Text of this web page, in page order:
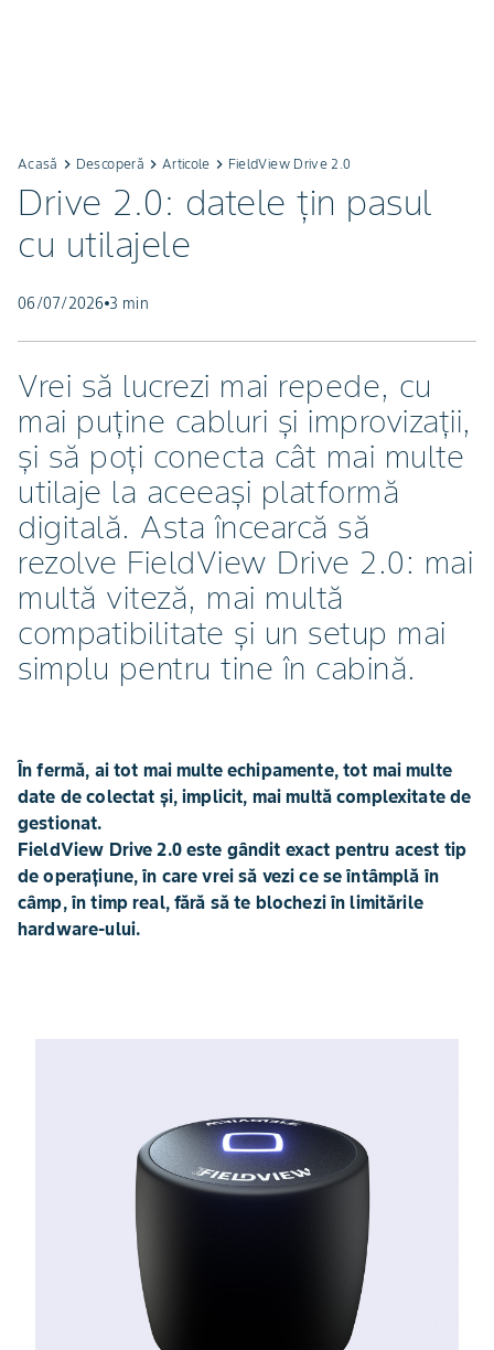
Acasă keyboard_arrow_right Descoperă keyboard_arrow_right Articole keyboard_arrow_right FieldView Drive 2.0
Drive 2.0: datele țin pasul
cu utilajele
06/07/2026 3 min
Vrei să lucrezi mai repede, cu
mai puține cabluri și improvizații,
și să poți conecta cât mai multe
utilaje la aceeași platformă
digitală. Asta încearcă să
rezolve FieldView Drive 2.0: mai
multă viteză, mai multă
compatibilitate și un setup mai
simplu pentru tine în cabină.
În fermă, ai tot mai multe echipamente, tot mai multe
date de colectat și, implicit, mai multă complexitate de
gestionat.
FieldView Drive 2.0 este gândit exact pentru acest tip
de operațiune, în care vrei să vezi ce se întâmplă în
câmp, în timp real, fără să te blochezi în limitările
hardware-ului.